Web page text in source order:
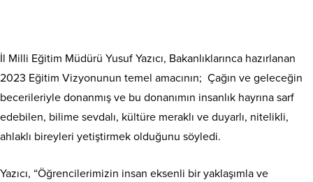
İl Milli Eğitim Müdürü Yusuf Yazıcı, Bakanlıklarınca hazırlanan
2023 Eğitim Vizyonunun temel amacının; Çağın ve geleceğin
becerileriyle donanmış ve bu donanımın insanlık hayrına sarf
edebilen, bilime sevdalı, kültüre meraklı ve duyarlı, nitelikli,
ahlaklı bireyleri yetiştirmek olduğunu söyledi.
Yazıcı, “Öğrencilerimizin insan eksenli bir yaklaşımla ve